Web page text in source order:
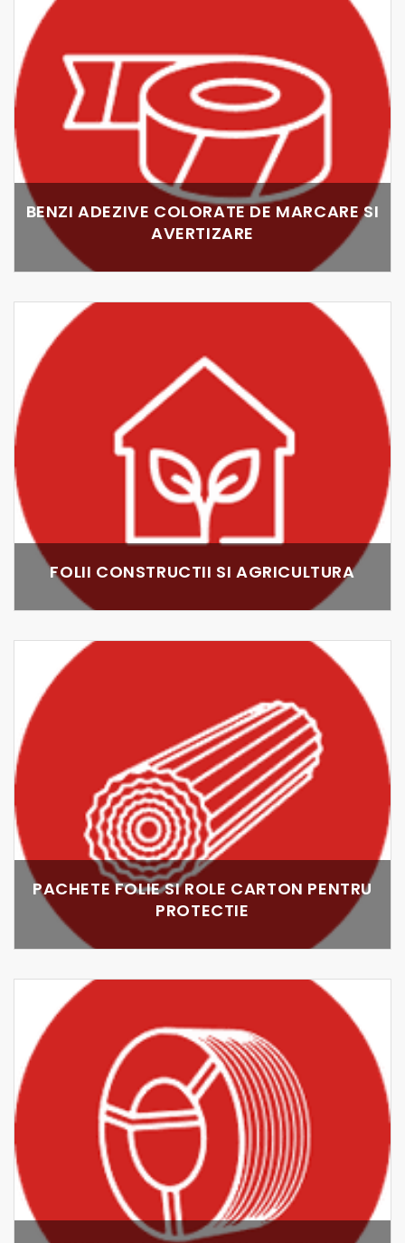
BENZI ADEZIVE COLORATE DE MARCARE SI
AVERTIZARE
FOLII CONSTRUCTII SI AGRICULTURA
PACHETE FOLIE SI ROLE CARTON PENTRU
PROTECTIE